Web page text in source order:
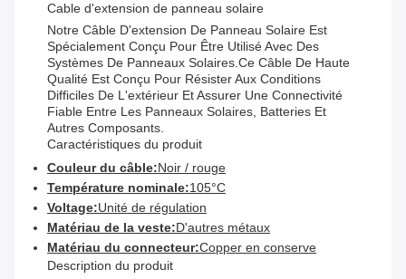
Cable d'extension de panneau solaire
Notre Câble D'extension De Panneau Solaire Est
Spécialement Conçu Pour Être Utilisé Avec Des
Systèmes De Panneaux Solaires.Ce Câble De Haute
Qualité Est Conçu Pour Résister Aux Conditions
Difficiles De L'extérieur Et Assurer Une Connectivité
Fiable Entre Les Panneaux Solaires, Batteries Et
Autres Composants.
Caractéristiques du produit
Couleur du câble:Noir / rouge
Température nominale:105°C
Voltage:Unité de régulation
Matériau de la veste:D'autres métaux
Matériau du connecteur:Copper en conserve
Description du produit